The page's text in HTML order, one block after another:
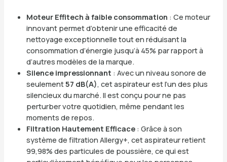
Moteur Effitech à faible consommation : Ce moteur
innovant permet d’obtenir une efficacité de
nettoyage exceptionnelle tout en réduisant la
consommation d’énergie jusqu’à 45% par rapport à
d’autres modèles de la marque.
Silence impressionnant : Avec un niveau sonore de
seulement57 dB(A), cet aspirateur est l’un des plus
silencieux du marché. Il est conçu pour ne pas
perturber votre quotidien, même pendant les
moments de repos.
Filtration Hautement Efficace: Grâce à son
système de filtration Allergy+, cet aspirateur retient
99,98% des particules de poussière, ce qui est